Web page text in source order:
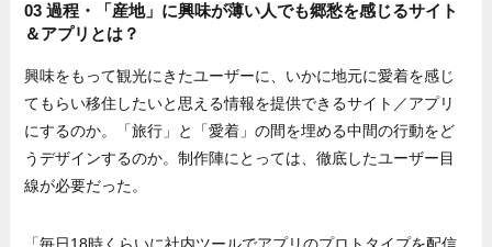
03 過程・「産地」に興味が薄い人でも郷愁を感じるサイト
＆アプリとは？
興味をもって観光にきたユーザーに、いかに地元に愛着を感じ
てもらい移住したいと思える情報を提供できるサイト／アプリ
にするのか。「旅行」と「愛着」の間を埋める中間の行動をど
うデザインするのか。制作陣にとっては、徹底したユーザー目
線が必要だった。
「毎日18時くらいに社内ツールでアプリのプロトタイプを配信